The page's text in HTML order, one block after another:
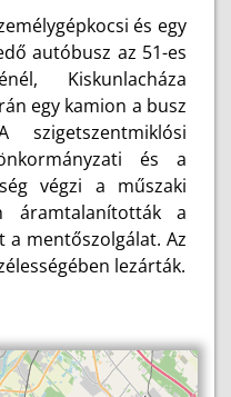
és egy
autóbusz az 51-es
Kiskunlacháza
egy kamion a busz
és a
végzi a műszaki
áramtalanították a
a mentőszolgálat. Az
lezárták.